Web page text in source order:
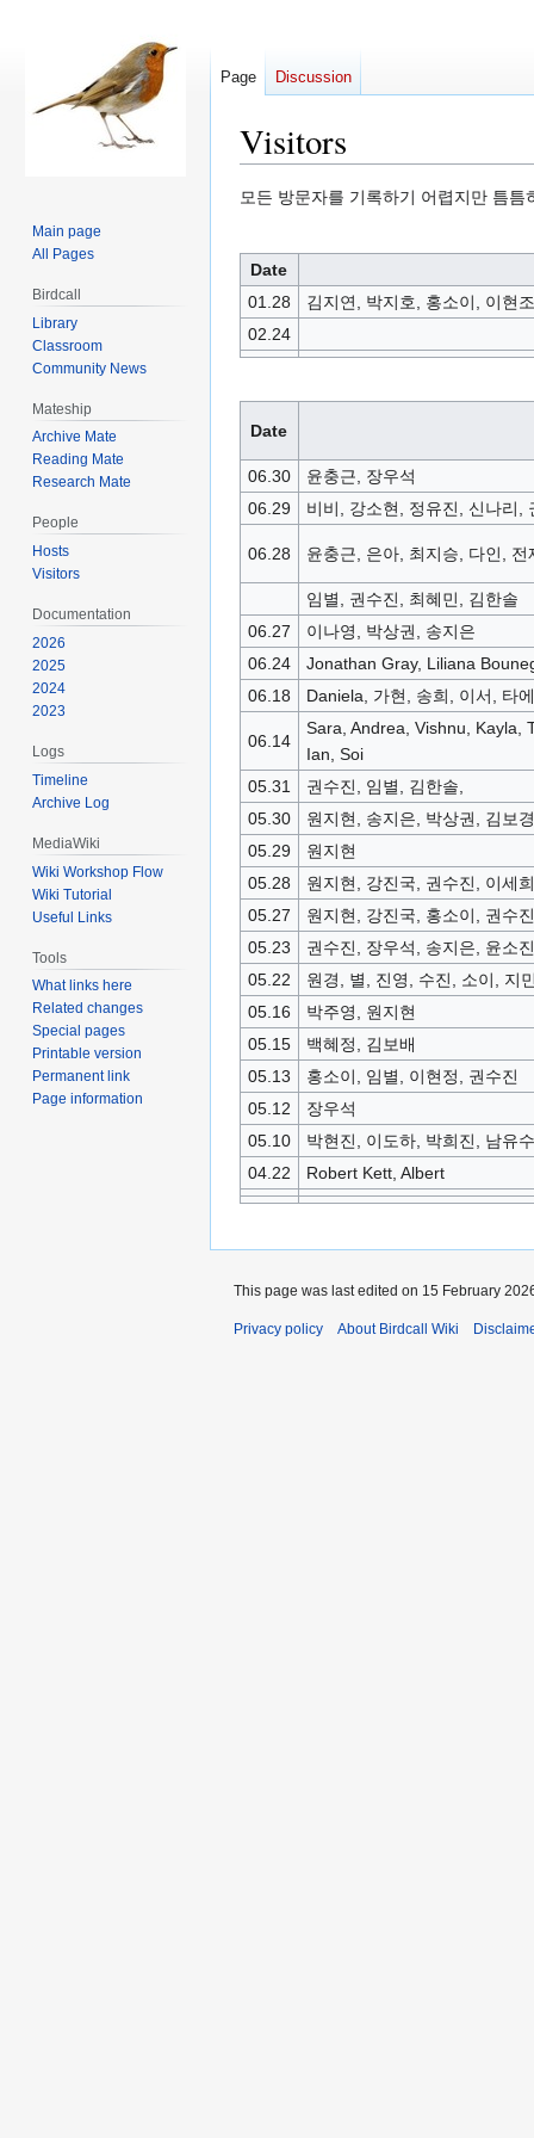
Visitors
Jump
navigation
Jump
search
모든 방문자를 기록하기 어렵지만 틈틈
Date
01.28
김지연, 박지호, 홍소이, 이현
02.24
Date
06.30
윤충근, 장우석
06.29
비비, 강소현, 정유진, 신나리,
06.28 윤충근, 은아, 최지승, 다인,
임별, 권수진, 최혜민, 김한솔
06.27
이나영, 박상권, 송지은
06.24
Jonathan Gray, Liliana
06.18
Daniela, 가현, 송희, 이서, 타
06.14
Sara, Andrea, Vishnu, Kayla,
Ian, Soi
05.31
권수진, 임별, 김한솔,
05.30
원지현, 송지은, 박상권, 김보경
05.29
원지현
05.28
원지현, 강진국, 권수진, 이세
05.27
원지현, 강진국, 홍소이, 권수
05.23
권수진, 장우석, 송지은, 윤소진
05.22
원경, 별, 진영, 수진, 소이, 지
05.16
박주영, 원지현
05.15
백혜정, 김보배
05.13
홍소이, 임별, 이현정, 권수진
05.12
장우석
05.10
박현진, 이도하, 박희진, 남유수
04.22
Robert Kett, Albert
Page Discussion
Main page
All Pages
Birdcall
Library
Classroom
Community News
Mateship
Archive Mate
Reading Mate
Research Mate
People
Hosts
Visitors
Documentation
2026
2025
2024
2023
Logs
Timeline
Archive Log
MediaWiki
Wiki Workshop Flow
Wiki Tutorial
Useful Links
Tools
What links here
Related changes
Special pages
Printable version
Permanent link
Page information
This page was last edited on 15 February
Privacy policy About Birdcall Wiki